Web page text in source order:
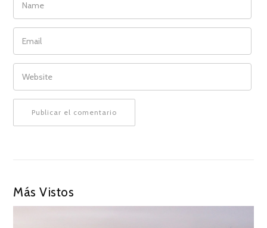
EMAIL
WEBSITE
Más Vistos